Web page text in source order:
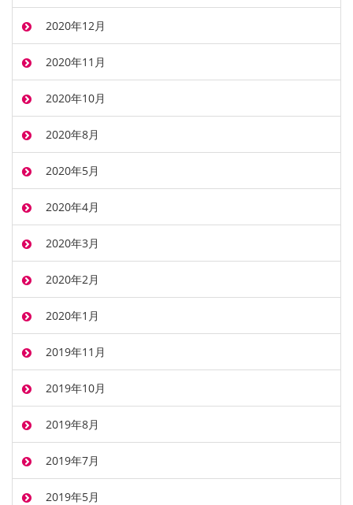
2020年12月
2020年11月
2020年10月
2020年8月
2020年5月
2020年4月
2020年3月
2020年2月
2020年1月
2019年11月
2019年10月
2019年8月
2019年7月
2019年5月